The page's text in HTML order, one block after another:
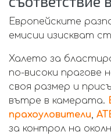
Европейските
емисии изискват
Халето за
по-високи
своя размер и
вътре в камерата.
прахоуловители,
за контрол на